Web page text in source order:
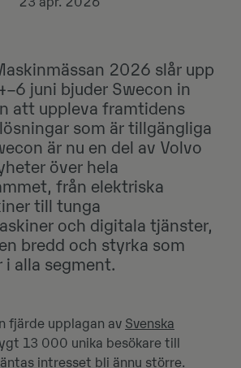
2026 slår upp
juni bjuder Swecon in
att uppleva framtidens
som är tillgängliga
är nu en del av Volvo
över hela
från elektriska
till tunga
och digitala tjänster,
bredd och styrka som
i alla segment.
fjärde upplagan av Svenska
13 000 unika besökare till
intresset bli ännu större.